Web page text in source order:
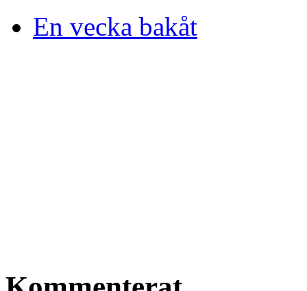
En vecka bakåt